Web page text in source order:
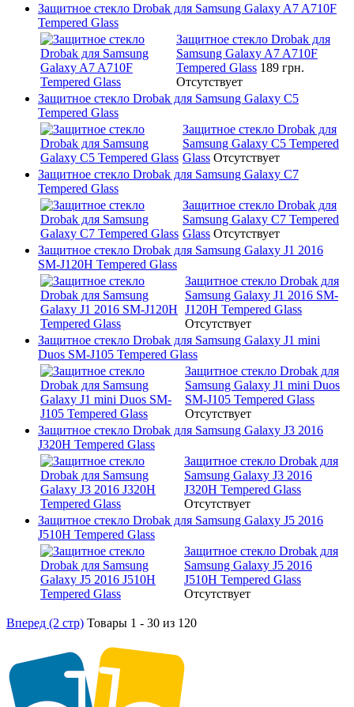
Защитное стекло Drobak для Samsung Galaxy A7 A710F
Tempered Glass
Защитное стекло Drobak для
Samsung Galaxy A7 A710F
Tempered Glass 189 грн.
Отсутствует
Защитное стекло Drobak для Samsung Galaxy C5
Tempered Glass
Защитное стекло Drobak для
Samsung Galaxy C5 Tempered
Glass Отсутствует
Защитное стекло Drobak для Samsung Galaxy C7
Tempered Glass
Защитное стекло Drobak для
Samsung Galaxy C7 Tempered
Glass Отсутствует
Защитное стекло Drobak для Samsung Galaxy J1 2016
SM-J120H Tempered Glass
Защитное стекло Drobak для
Samsung Galaxy J1 2016 SM-
J120H Tempered Glass
Отсутствует
Защитное стекло Drobak для Samsung Galaxy J1 mini
Duos SM-J105 Tempered Glass
Защитное стекло Drobak для
Samsung Galaxy J1 mini Duos
SM-J105 Tempered Glass
Отсутствует
Защитное стекло Drobak для Samsung Galaxy J3 2016
J320H Tempered Glass
Защитное стекло Drobak для
Samsung Galaxy J3 2016
J320H Tempered Glass
Отсутствует
Защитное стекло Drobak для Samsung Galaxy J5 2016
J510H Tempered Glass
Защитное стекло Drobak для
Samsung Galaxy J5 2016
J510H Tempered Glass
Отсутствует
Вперед (2 стр) Товары 1 - 30 из 120